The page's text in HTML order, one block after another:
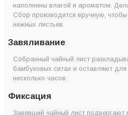
наполнены влагой и ароматом.
Сбор производится вручную,
нежных листьев.
Завяливание
Собранный чайный лист
бамбуковых ситах и оставляют для
несколько часов.
Фиксация
Завявший чайный лист подвергают